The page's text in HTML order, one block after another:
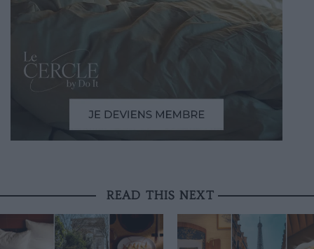
READ THIS NEXT